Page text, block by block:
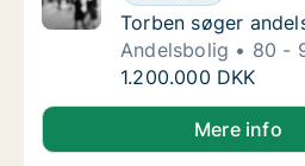
Torben søger
Torben søger
Andelsbolig
80 -
Torben søger
1.200.000 DKK
Torben søger andelsbolig i
Mere info